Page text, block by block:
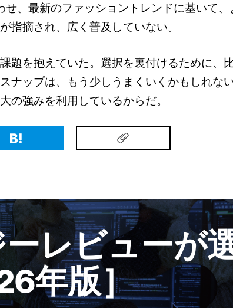
、最新のファッショントレンドに基いて
が指摘され、広く普及していない。
題を抱えていた。選択を裏付けるために、
ナップは、もう少しうまくいくかもしれな
の強みを利用しているからだ。
レビューが
年版］